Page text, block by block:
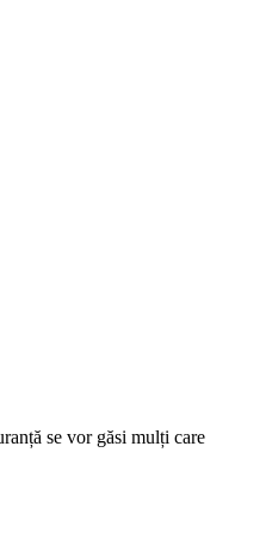
se vor găsi mulți care